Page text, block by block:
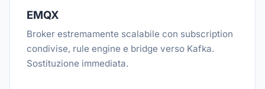
EMQX
Broker estremamente scalabile con subscription
condivise, rule engine e bridge verso Kafka.
Sostituzione immediata.